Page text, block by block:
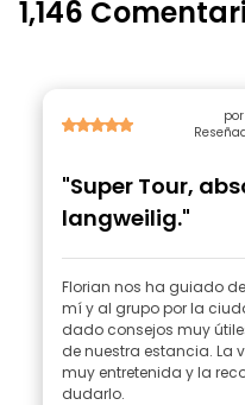
1,146
"Super Tour,
langweilig."
Florian nos ha guiado
mí y al grupo por la
dado consejos muy
de nuestra estancia. La
muy entretenida y la
dudarlo.